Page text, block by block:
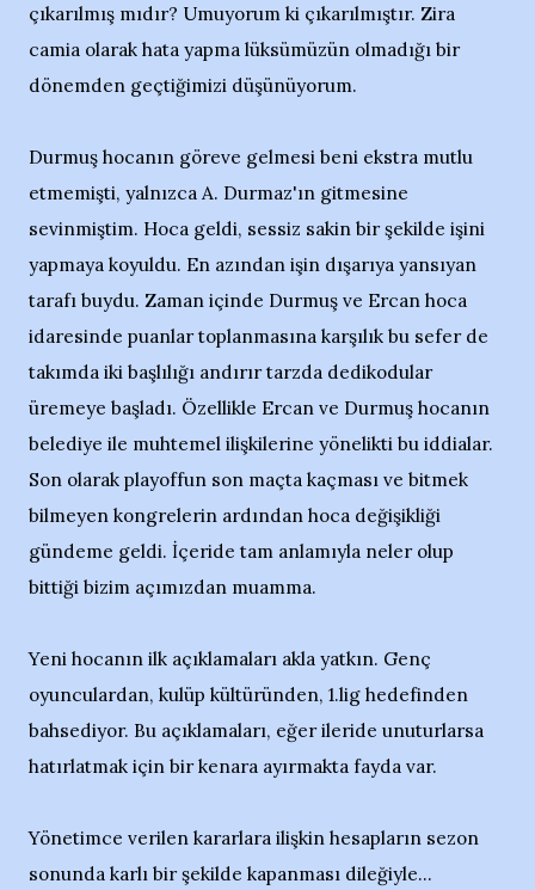
çıkarılmış mıdır? Umuyorum ki çıkarılmıştır. Zira
camia olarak hata yapma lüksümüzün olmadığı bir
dönemden geçtiğimizi düşünüyorum.
Durmuş hocanın göreve gelmesi beni ekstra mutlu
etmemişti, yalnızca A. Durmaz'ın gitmesine
sevinmiştim. Hoca geldi, sessiz sakin bir şekilde işini
yapmaya koyuldu. En azından işin dışarıya yansıyan
tarafı buydu. Zaman içinde Durmuş ve Ercan hoca
idaresinde puanlar toplanmasına karşılık bu sefer de
takımda iki başlılığı andırır tarzda dedikodular
üremeye başladı. Özellikle Ercan ve Durmuş hocanın
belediye ile muhtemel ilişkilerine yönelikti bu iddialar.
Son olarak playoffun son maçta kaçması ve bitmek
bilmeyen kongrelerin ardından hoca değişikliği
gündeme geldi. İçeride tam anlamıyla neler olup
bittiği bizim açımızdan muamma.
Yeni hocanın ilk açıklamaları akla yatkın. Genç
oyunculardan, kulüp kültüründen, 1.lig hedefinden
bahsediyor. Bu açıklamaları, eğer ileride unuturlarsa
hatırlatmak için bir kenara ayırmakta fayda var.
Yönetimce verilen kararlara ilişkin hesapların sezon
sonunda karlı bir şekilde kapanması dileğiyle...